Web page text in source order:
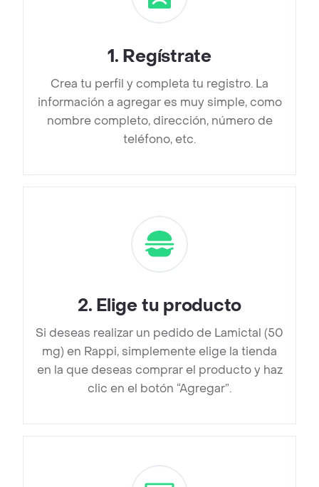
1. Regístrate
Crea tu perfil y completa tu registro. La
información a agregar es muy simple, como
nombre completo, dirección, número de
teléfono, etc.
2. Elige tu producto
Si deseas realizar un pedido de Lamictal (50
mg) en Rappi, simplemente elige la tienda
en la que deseas comprar el producto y haz
clic en el botón “Agregar”.